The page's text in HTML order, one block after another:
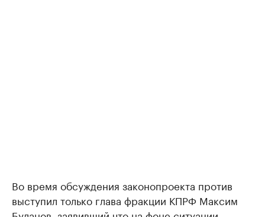
Во время обсуждения законопроекта против
выступил только глава фракции КПРФ Максим